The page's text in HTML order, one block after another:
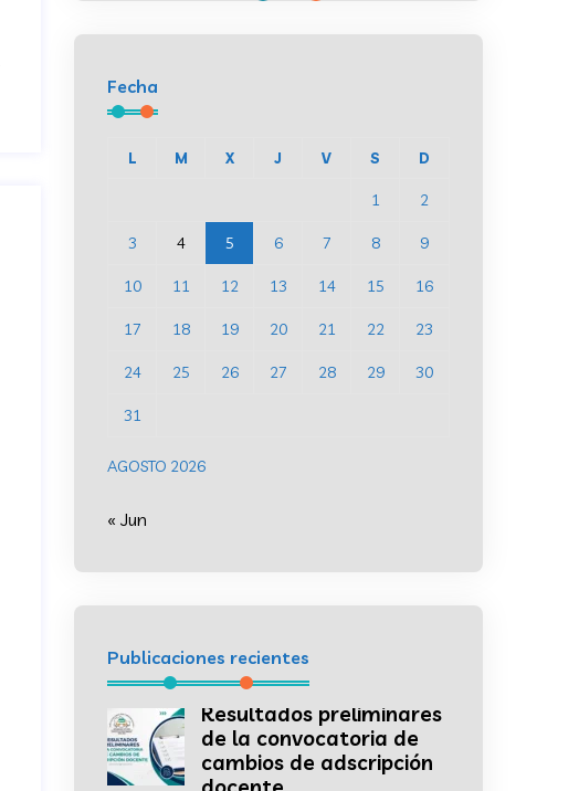
Fecha
AGOSTO 2026
L M X J V S D
1 2
3 4 5 6 7 8 9
10 11 12 13 14 15 16
17 18 19 20 21 22 23
24 25 26 27 28 29 30
31
« Jun
Publicaciones recientes
Resultados preliminares
de la convocatoria de
cambios de adscripción